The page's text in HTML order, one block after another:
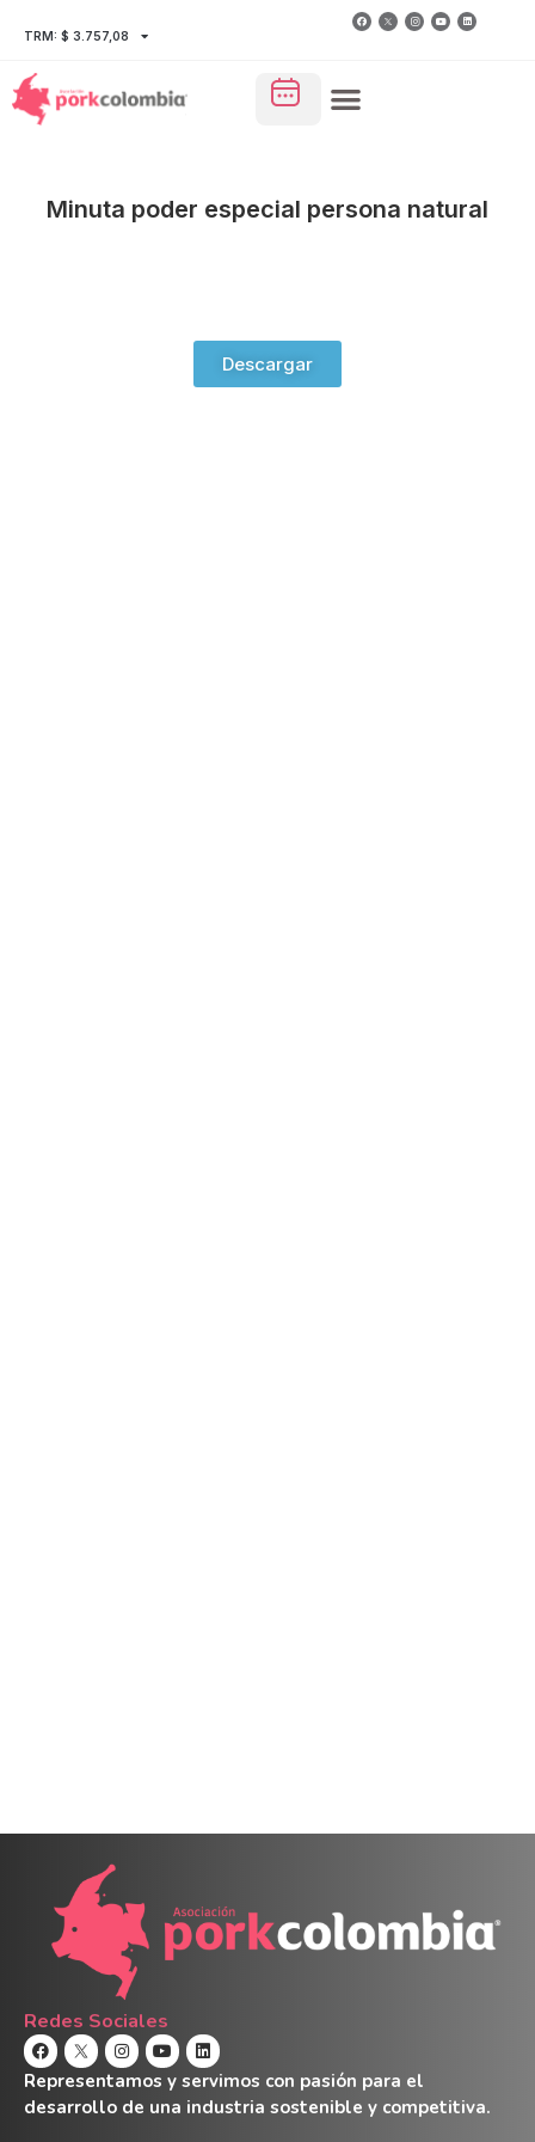
TRM: $ 3.757,08
Minuta poder especial persona natural
Descargar
Redes Sociales
Representamos y servimos con pasión para el
desarrollo de una industria sostenible y competitiva.